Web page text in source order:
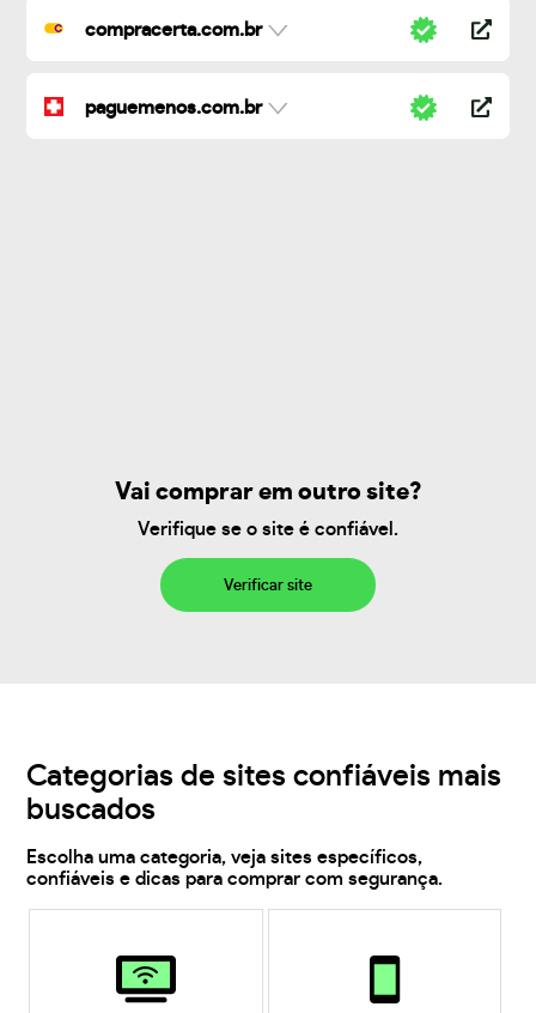
compracerta.com.br
paguemenos.com.br
Vai comprar em outro site?
Verifique se o site é confiável.
Verificar site
Categorias de sites confiáveis mais
buscados
Escolha uma categoria, veja sites específicos,
confiáveis e dicas para comprar com segurança.